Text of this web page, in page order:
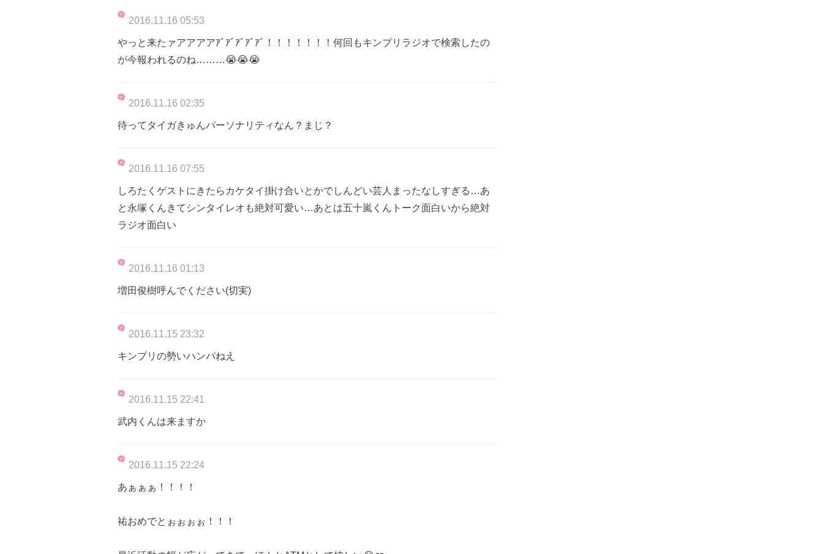
2016.11.16 05:53
やっと来たァアアアアｱﾞｱﾞｱﾞｱﾞｱﾞ！！！！！！！何回もキンプリラジオで検索したの
が今報われるのね………😭😭😭
2016.11.16 02:35
待ってタイガきゅんパーソナリティなん？まじ？
2016.11.16 07:55
しろたくゲストにきたらカケタイ掛け合いとかでしんどい芸人まったなしすぎる…あ
と永塚くんきてシンタイレオも絶対可愛い…あとは五十嵐くんトーク面白いから絶対
ラジオ面白い
2016.11.16 01:13
増田俊樹呼んでください(切実)
2016.11.15 23:32
キンプリの勢いハンパねえ
2016.11.15 22:41
武内くんは来ますか
2016.11.15 22:24
あぁぁぁ！！！！
祐おめでとぉぉぉぉ！！！